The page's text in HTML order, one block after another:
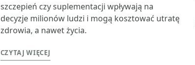
szczepień czy suplementacji wpływają na
decyzje milionów ludzi i mogą kosztować utratę
zdrowia, a nawet życia.
CZYTAJ WIĘCEJ